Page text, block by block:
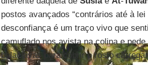
postos avançados “contrários até à lei
desconfiança é um traço vivo que
camuflado nos avista na colina e
balaclavas para cobrir o rosto